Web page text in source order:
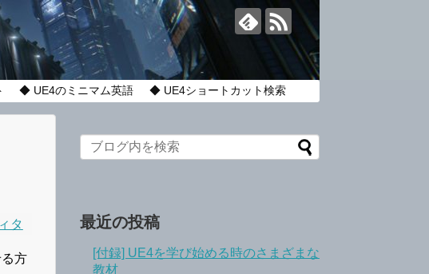
◆ UE4のミニマム英語 ◆ UE4ショートカット検索
タ
方
最近の投稿
[付録] UE4を学び始める時のさまざまな
教材